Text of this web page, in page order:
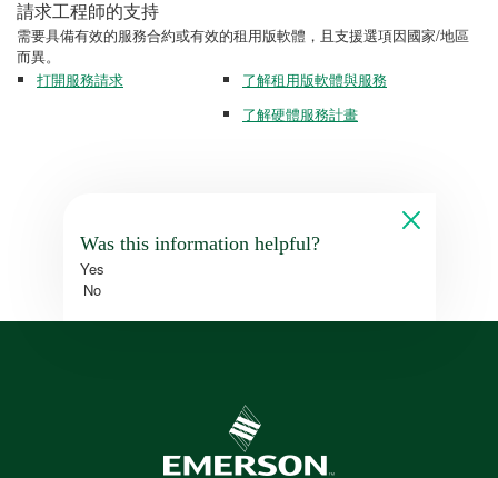
請求工程師的支持
需要具備有效的服務合約或有效的租用版軟體，且支援選項因國家/地區
而異。
打開服務請求
了解租用版軟體與服務
了解硬體服務計畫
Was this information helpful?
Yes
No